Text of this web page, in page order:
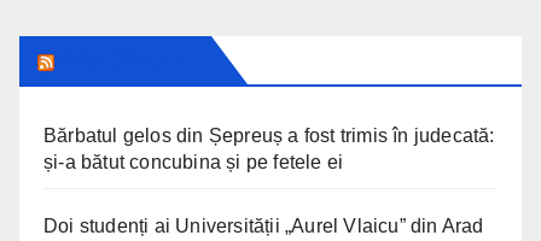
Bărbatul gelos din Șepreuș a fost trimis în judecată:
și-a bătut concubina și pe fetele ei
Doi studenți ai Universității „Aurel Vlaicu” din Arad